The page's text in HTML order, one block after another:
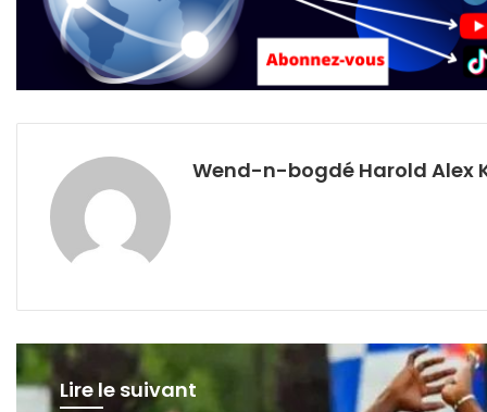
Wend-n-bogdé Harold Alex
Lire le suivant